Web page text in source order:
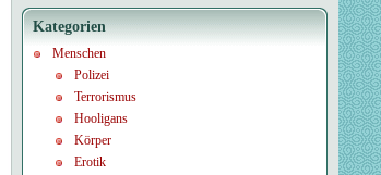
Kategorien
Menschen
Polizei
Terrorismus
Hooligans
Körper
Erotik